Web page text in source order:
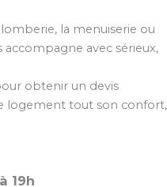
la menuiserie ou
accompagne avec sérieux,
obtenir un devis
logement tout son confort,
19h